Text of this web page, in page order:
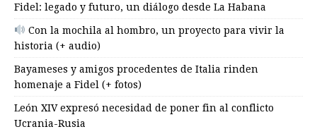
Fidel: legado y futuro, un diálogo desde La Habana
Con la mochila al hombro, un proyecto para vivir la
historia (+ audio)
Bayameses y amigos procedentes de Italia rinden
homenaje a Fidel (+ fotos)
León XIV expresó necesidad de poner fin al conflicto
Ucrania-Rusia